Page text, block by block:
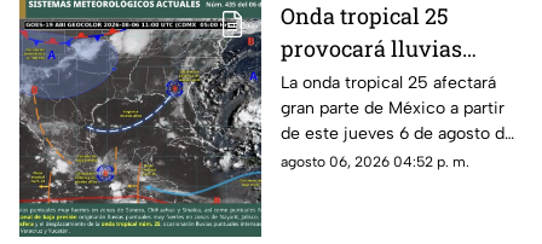
el Servicio Meteorológico
Nacional (SMN).
Onda tropical 25
provocará lluvias
intensas y riesgo de
inundaciones en
Michoacán y otros
estados
La onda tropical 25 afectará
gran parte de México a partir
de este jueves 6 de agosto de
2026, generando condiciones
agosto 06, 2026 04:52 p. m.